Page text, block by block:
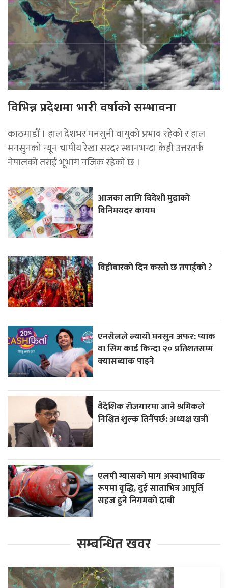
विभिन्न प्रदेशमा भारी वर्षाको सम्भावना
काठमाडौँ । हाल देशभर मनसुनी वायुको प्रभाव रहेको र हाल
मनसुनको न्यून चापीय रेखा सरदर स्थानभन्दा केही उत्तरतर्फ
नेपालको तराई भूभाग नजिक रहेको छ ।
आजका लागि विदेशी मुद्राको
विनिमयदर कायम
विहीबारको दिन कस्ताे छ तपाईको ?
एनसेलले ल्यायो मनसुन अफर: प्याक
वा सिम कार्ड किन्दा २० प्रतिशतसम्म
क्यासब्याक पाइने
वैदेशिक रोजगारमा जाने श्रमिकले
निश्चित शुल्क तिर्नैपर्छ: अध्यक्ष खत्री
एलपी ग्यासको माग अस्वाभाविक
रूपमा वृद्धि, दुई साताभित्र आपूर्ति
सहज हुने निगमको दाबी
सम्बन्धित खवर